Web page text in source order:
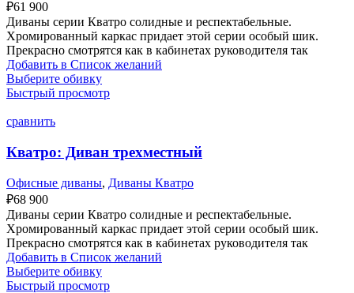
₽61 900
Диваны серии Кватро солидные и респектабельные.
Хромированный каркас придает этой серии особый шик.
Прекрасно смотрятся как в кабинетах руководителя так
Добавить в Список желаний
Выберите обивку
Быстрый просмотр
сравнить
Кватро: Диван трехместный
Офисные диваны, Диваны Кватро
₽68 900
Диваны серии Кватро солидные и респектабельные.
Хромированный каркас придает этой серии особый шик.
Прекрасно смотрятся как в кабинетах руководителя так
Добавить в Список желаний
Выберите обивку
Быстрый просмотр